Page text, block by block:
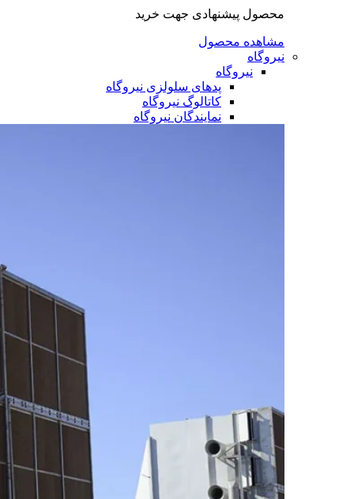
محصول پیشنهادی جهت خرید
مشاهده محصول
نیروگاه
نیروگاه
پدهای سلولزی نیروگاه
کاتالوگ نیروگاه
نمایندگان نیروگاه